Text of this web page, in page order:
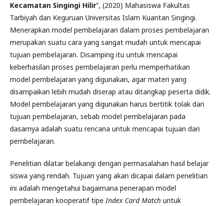
Kecamatan Singingi Hilir”, (2020) Mahasiswa Fakultas
Tarbiyah dan Keguruan Universitas Islam Kuantan Singingi.
Menerapkan model pembelajaran dalam proses pembelajaran
merupakan suatu cara yang sangat mudah untuk mencapai
tujuan pembelajaran. Disamping itu untuk mencapai
keberhasilan proses pembelajaran perlu memperhatikan
model pembelajaran yang digunakan, agar materi yang
disampaikan lebih mudah diserap atau ditangkap peserta didik.
Model pembelajaran yang digunakan harus bertitik tolak dari
tujuan pembelajaran, sebab model pembelajaran pada
dasarnya adalah suatu rencana untuk mencapai tujuan dari
pembelajaran.
Penelitian dilatar belakangi dengan permasalahan hasil belajar
siswa yang rendah. Tujuan yang akan dicapai dalam penelitian
ini adalah mengetahui bagaimana penerapan model
pembelajaran kooperatif tipeIndex Card Match untuk